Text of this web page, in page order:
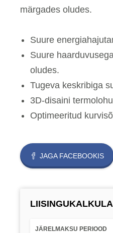
märgades oludes.
Suure
Suure
oludes.
Tugeva keskribiga
3D-disaini
Optimeeritud
JAGA FACEBOOKIS
JÄRELMAKSU PERIOOD